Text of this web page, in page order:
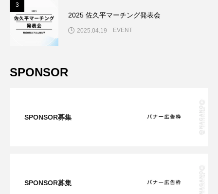
3
2025 佐久平マーチング発表会
2025.04.19 EVENT
SPONSOR
SPONSOR募集
SPONSOR募集